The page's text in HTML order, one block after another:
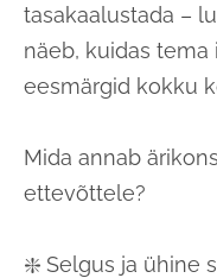
tasakaalustada –
näeb, kuidas
eesmärgid kokku
Mida annab
ettevõttele?
❇️ Selgus ja ühine